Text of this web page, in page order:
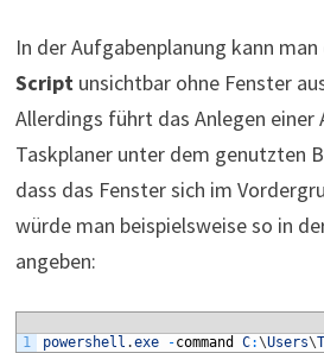
In der Aufgabenplanung kann man
Scriptunsichtbar ohne Fenster
Allerdings führt das Anlegen einer
Taskplaner unter dem genutzten
dass das Fenster sich im
würde man beispielsweise so in
angeben:
1 powershell .exe -command C:\Users\